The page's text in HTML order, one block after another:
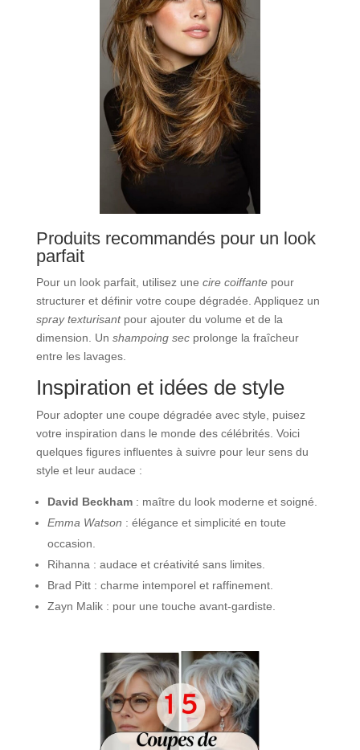
Produits recommandés pour un look
parfait
Pour un look parfait, utilisez une cire coiffantepour
structurer et définir votre coupe dégradée. Appliquez un
spray texturisantpour ajouter du volume et de la
dimension. Un shampoing secprolonge la fraîcheur
entre les lavages.
Inspiration et idées de style
Pour adopter une coupe dégradée avec style, puisez
votre inspiration dans le monde des célébrités. Voici
quelques figures influentes à suivre pour leur sens du
style et leur audace :
David Beckham: maître du look moderne et soigné.
Emma Watson : élégance et simplicité en toute
occasion.
Rihanna : audace et créativité sans limites.
Brad Pitt : charme intemporel et raffinement.
Zayn Malik : pour une touche avant-gardiste.